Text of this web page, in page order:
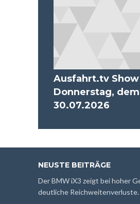
Ausfahrt.tv
Donnerstag, dem
30.07.2026
NEUSTE BEITRÄGE
Der BMW iX3 zeigt bei hoher
deutliche Reichweitenverluste.